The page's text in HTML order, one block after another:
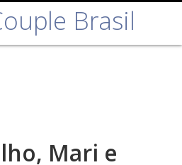
Brasil
Mari e